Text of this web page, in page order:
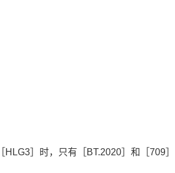
［HLG3］ 时，只有 ［BT.2020］ 和 ［709］